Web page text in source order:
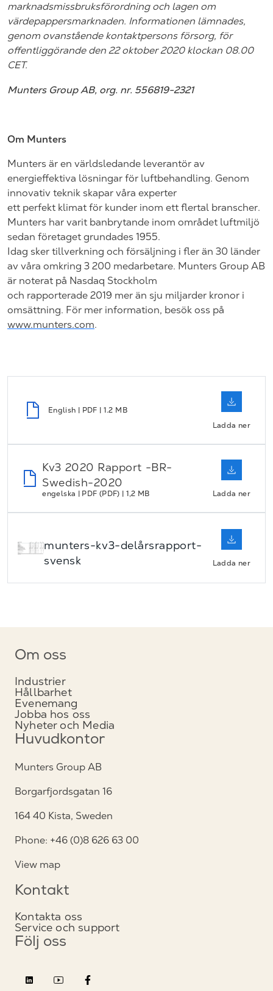
marknadsmissbruksförordning och lagen om
värdepappersmarknaden. Informationen lämnades,
genom ovanstående kontaktpersons försorg, för
offentliggörande den 22 oktober 2020 klockan 08.00
CET.
Munters Group AB, org. nr. 556819-2321
Om Munters
Munters är en världsledande leverantör av
energieffektiva lösningar för luftbehandling. Genom
innovativ teknik skapar våra experter
ett perfekt klimat för kunder inom ett flertal branscher.
Munters har varit banbrytande inom området luftmiljö
sedan företaget grundades 1955.
Idag sker tillverkning och försäljning i fler än 30 länder
av våra omkring 3 200 medarbetare. Munters Group AB
är noterat på Nasdaq Stockholm
och rapporterade 2019 mer än sju miljarder kronor i
omsättning. För mer information, besök oss på
www.munters.com.
English | PDF | 1.2 MB
Ladda ner
Kv3 2020 Rapport -BR-
Swedish-2020
engelska | PDF (PDF) | 1,2 MB Ladda ner
munters-kv3-delårsrapport-
svensk
Ladda ner
Om oss
Industrier
Hållbarhet
Evenemang
Jobba hos oss
Nyheter och Media
Huvudkontor
Munters Group AB
Borgarfjordsgatan 16
164 40 Kista, Sweden
Phone: +46 (0)8 626 63 00
View map
Kontakt
Kontakta oss
Service och support
Följ oss